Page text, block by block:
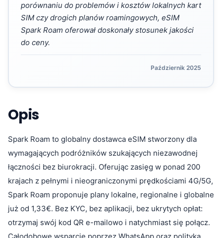
porównaniu do problemów i kosztów lokalnych kart
SIM czy drogich planów roamingowych, eSIM
Spark Roam oferował doskonały stosunek jakości
do ceny.
Październik 2025
Opis
Spark Roam to globalny dostawca eSIM stworzony dla
wymagających podróżników szukających niezawodnej
łączności bez biurokracji. Oferując zasięg w ponad 200
krajach z pełnymi i nieograniczonymi prędkościami 4G/5G,
Spark Roam proponuje plany lokalne, regionalne i globalne
już od 1,33€. Bez KYC, bez aplikacji, bez ukrytych opłat:
otrzymaj swój kod QR e-mailowo i natychmiast się połącz.